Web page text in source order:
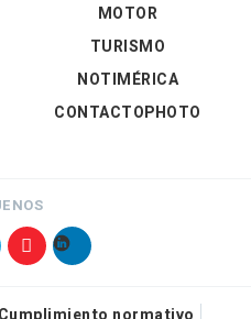
MOTOR
TURISMO
NOTIMÉRICA
CONTACTOPHOTO